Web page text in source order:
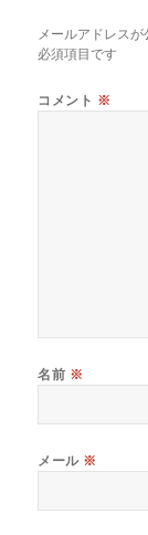
メールアドレスが
必須項目です
コメント ※
名前 ※
メール ※